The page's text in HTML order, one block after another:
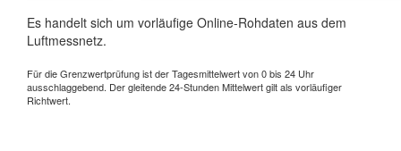
Es handelt sich um vorläufige Online-Rohdaten aus dem
Luftmessnetz.
Für die Grenzwertprüfung ist der Tagesmittelwert von 0 bis 24 Uhr
ausschlaggebend. Der gleitende 24-Stunden Mittelwert gilt als vorläufiger
Richtwert.